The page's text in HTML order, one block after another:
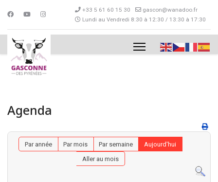
+33 5 61 60 15 30
gascon@wanadoo.fr
Lundi au Vendredi 8:30 à 12:30 / 13:30 à 17:30
Agenda
Par année Par mois Par semaine
Aujourd'hui
Aller au mois